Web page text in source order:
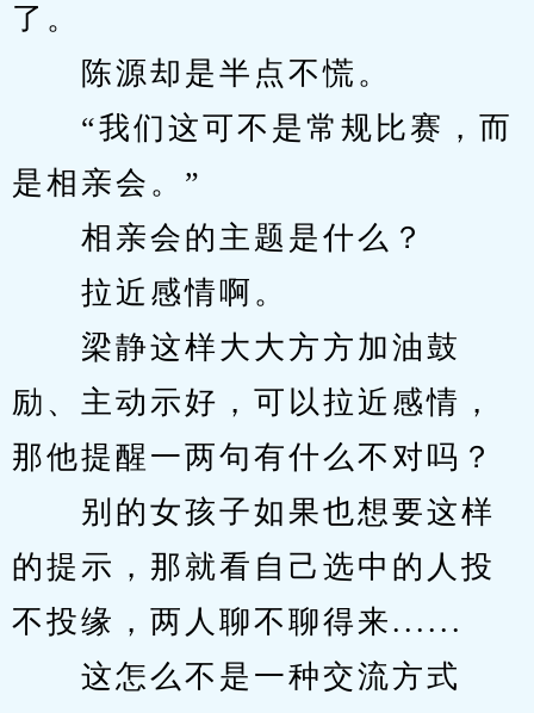
了。
陈源却是半点不慌。
“我们这可不是常规比赛，而
是相亲会。”
相亲会的主题是什么？
拉近感情啊。
梁静这样大大方方加油鼓
励、主动示好，可以拉近感情，
那他提醒一两句有什么不对吗？
别的女孩子如果也想要这样
的提示，那就看自己选中的人投
不投缘，两人聊不聊得来......
这怎么不是一种交流方式